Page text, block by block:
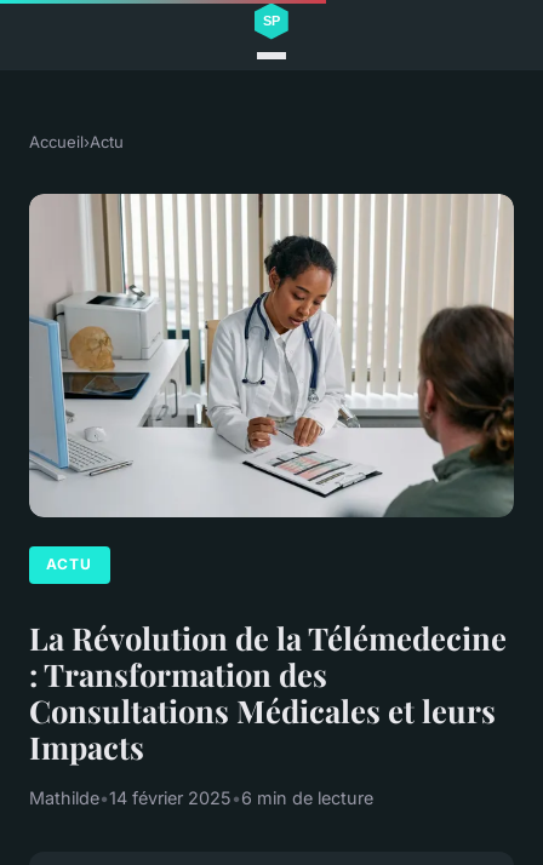
Accueil›Actu
ACTU
La Révolution de la Télémedecine
: Transformation des
Consultations Médicales et leurs
Impacts
Mathilde•14 février 2025•6 min de lecture